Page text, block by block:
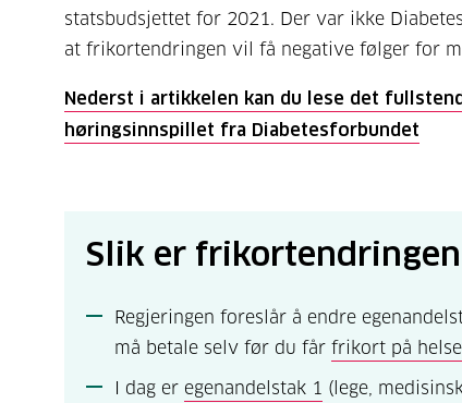
statsbudsjettet for 2021. Der var ikke
at frikortendringen vil få negative følger for
Nederst i artikkelen kan du lese det
høringsinnspillet fra Diabetesforbundet
Slik er frikortendringen
Regjeringen foreslår å endre
må betale selv før du får frikort på
I dag er egenandelstak 1 (lege,